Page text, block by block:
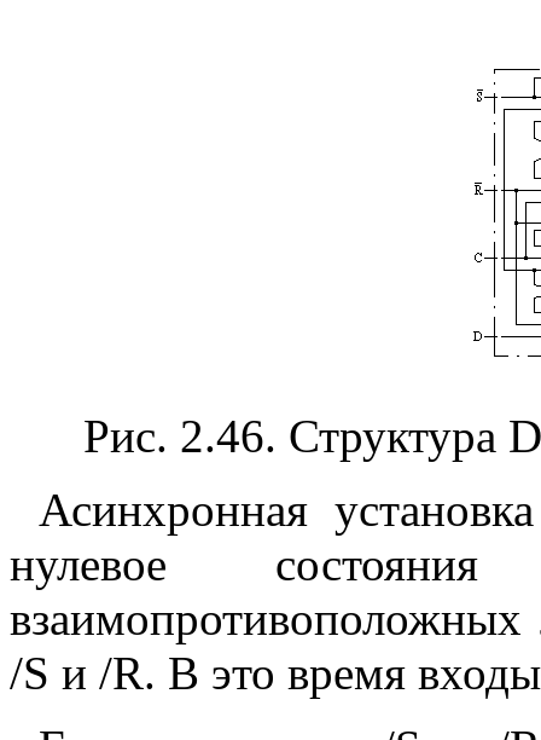
Рис. 2.46. Структура
Асинхронная
нулевое состояния
взаимопротивоположных
/S и /R. В это время